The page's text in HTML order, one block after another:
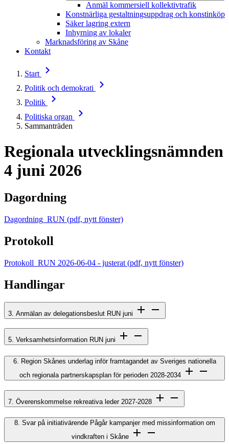
Anmäl kommersiell kollektivtrafik
Konstnärliga gestaltningsuppdrag och konstinköp
Säker lagring extern
Inhyrning av lokaler
Marknadsföring av Skåne
Kontakt
Start
Politik och demokrati
Politik
Politiska organ
Sammanträden
Regionala utvecklingsnämnden
4 juni 2026
Dagordning
Dagordning_RUN (pdf, nytt fönster)
Protokoll
Protokoll_RUN 2026-06-04 - justerat (pdf, nytt fönster)
Handlingar
3. Anmälan av delegationsbeslut RUN juni
5. Verksamhetsinformation RUN juni
6. Region Skånes underlag inför framtagandet av Sveriges nationella
och regionala partnerskapsplan för perioden 2028-2034
7. Överenskommelse rekreativa leder 2027-2028
8. Svar på initiativärende Pågår kampanjer med missinformation om
vindkraften i Skåne